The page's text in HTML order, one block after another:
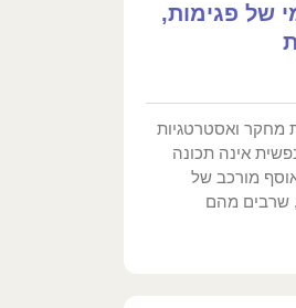
של פגימות,
מחקר ואסטרטגיות
אינה תכונה
מורכב של
שרבים מהם